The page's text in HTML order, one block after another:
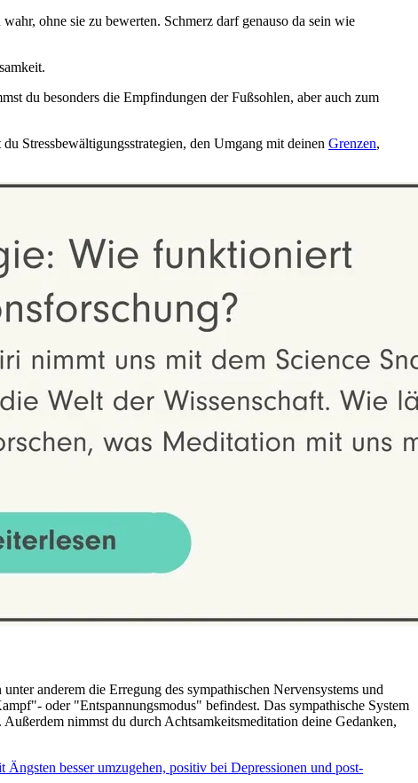
ohne sie zu bewerten. Schmerz darf genauso da sein wie
du besonders die Empfindungen der Fußsohlen, aber auch zum
Stressbewältigungsstrategien, den Umgang mit deinen Grenzen,
anderem die Erregung des sympathischen Nervensystems und
oder "Entspannungsmodus" befindest. Das sympathische System
nimmst du durch Achtsamkeitsmeditation deine Gedanken,
Ängsten besser umzugehen, positiv bei Depressionen und post-